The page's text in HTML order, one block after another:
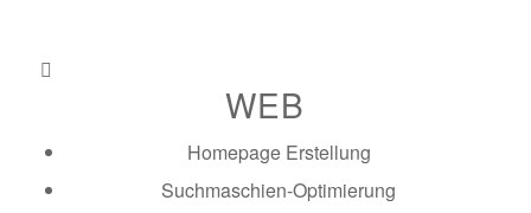
WEB
Homepage Erstellung
Suchmaschien-Optimierung